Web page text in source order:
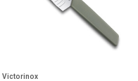
Victorinox